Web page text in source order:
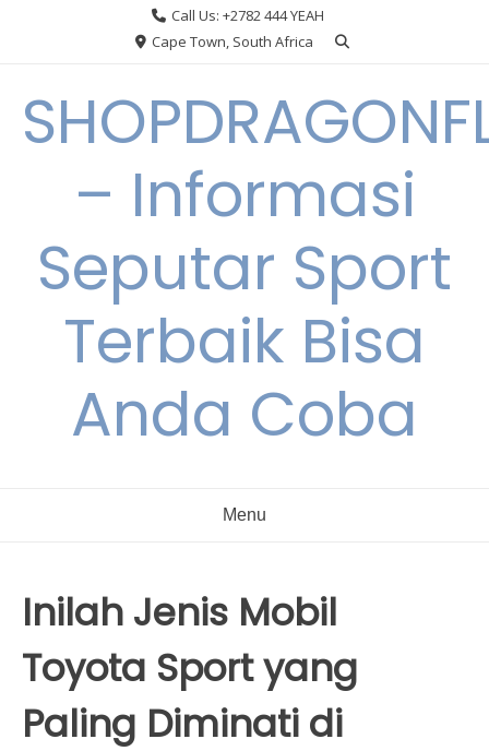
Call Us: +2782 444 YEAH
Cape Town, South Africa
– Informasi
Seputar Sport
Terbaik Bisa
Anda Coba
Menu
Inilah Jenis Mobil
Toyota Sport yang
Paling Diminati di